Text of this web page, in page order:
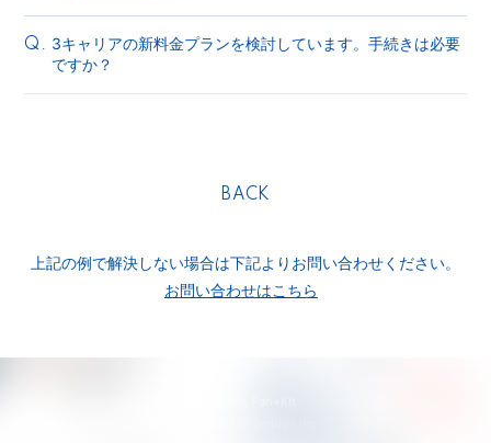
Q. 3キャリアの新料金プランを検討しています。手続きは必要
ですか？
BACK
上記の例で解決しない場合は下記よりお問い合わせください。
お問い合わせはこちら